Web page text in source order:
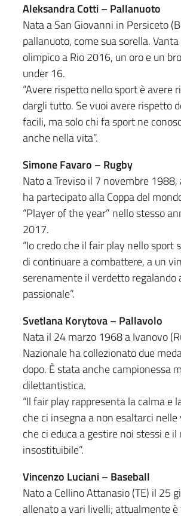
Aleksandra Cotti – Pallanuoto
Nata a San Giovanni in Persiceto
pallanuoto, come sua sorella.
olimpico a Rio 2016, un oro e un
under 16.
“Avere rispetto nello sport è avere
dargli tutto. Se vuoi avere rispetto
facili, ma solo chi fa sport ne
anche nella vita”.
Simone Favaro – Rugby
Nato a Treviso il 7 novembre
ha partecipato alla Coppa del
“Player of the year” nello stesso
2017.
“Io credo che il fair play nello
di continuare a combattere, a un
serenamente il verdetto
passionale”.
Svetlana Korytova – Pallavolo
Nata il 24 marzo 1968 a Ivanovo
Nazionale ha collezionato due
dopo. È stata anche campionessa
dilettantistica.
“Il fair play rappresenta la calma
che ci insegna a non esaltarci
che ci educa a gestire noi stessi e
insostituibile”.
Vincenzo Luciani – Baseball
Nato a Cellino Attanasio (TE) il 25
allenato a vari livelli; attualmente